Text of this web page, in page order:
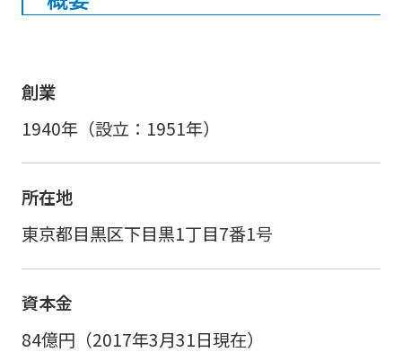
創業
1940年（設立：1951年）
所在地
東京都目黒区下目黒1丁目7番1号
資本金
84億円（2017年3月31日現在）